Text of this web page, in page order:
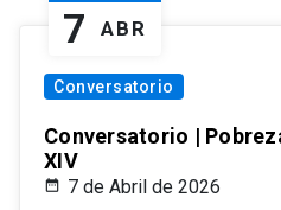
7 ABR
Conversatorio
Conversatorio |
XIV
7 de Abril de 2026